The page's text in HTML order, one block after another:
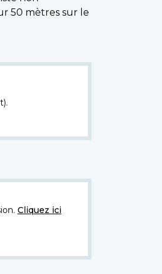
50 mètres sur le
Cliquez ici